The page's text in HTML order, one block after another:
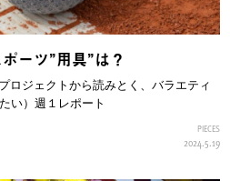
ーツ”用具”は？
ロジェクトから読みとく、バラエティ
い）週１レポート
PIECES
2024.5.19